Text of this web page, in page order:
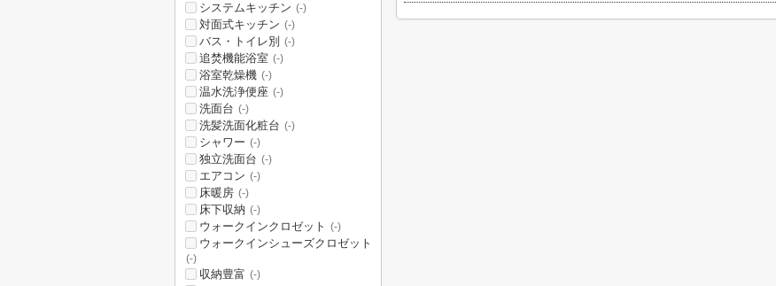
システムキッチン (-)
対面式キッチン (-)
バス・トイレ別 (-)
追焚機能浴室 (-)
浴室乾燥機 (-)
温水洗浄便座 (-)
洗面台 (-)
洗髪洗面化粧台 (-)
シャワー (-)
独立洗面台 (-)
エアコン (-)
床暖房 (-)
床下収納 (-)
ウォークインクロゼット (-)
ウォークインシューズクロゼット
(-)
収納豊富 (-)